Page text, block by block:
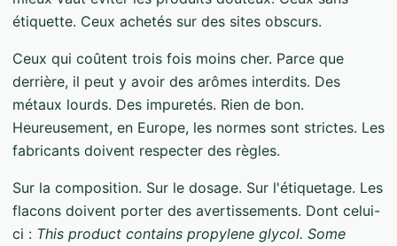
étiquette. Ceux achetés sur des sites obscurs.
Ceux qui coûtent trois fois moins cher. Parce que
derrière, il peut y avoir des arômes interdits. Des
métaux lourds. Des impuretés. Rien de bon.
Heureusement, en Europe, les normes sont strictes. Les
fabricants doivent respecter des règles.
Sur la composition. Sur le dosage. Sur l'étiquetage. Les
flacons doivent porter des avertissements. Dont celui-
ci : This product contains propylene glycol. Some